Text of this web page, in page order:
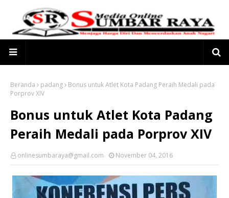
Beranda padang
Bonus untuk Atlet Kota Padang Peraih Medali pada
Porprov XIV
Bonus untuk Atlet Kota Padang
Peraih Medali pada Porprov XIV
onlinesumbaraya@gmail.com November 04, 2016